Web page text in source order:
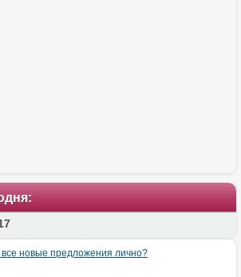
новые предложения лично?